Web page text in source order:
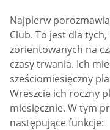
Najpierw
Club. To jest dla
zorientowanych na
czasy trwania. Ich
sześciomiesięczny
Wreszcie ich roczny
miesięcznie. W tym
następujące funkcje: